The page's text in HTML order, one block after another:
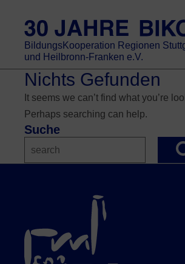
content
BildungsKooperation Regionen
und Heilbronn-Franken e.V.
Nichts Gefunden
It seems we can’t find what you’re
Perhaps searching can help.
Suche